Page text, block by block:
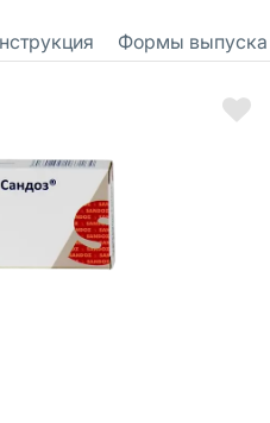
Формы выпуска